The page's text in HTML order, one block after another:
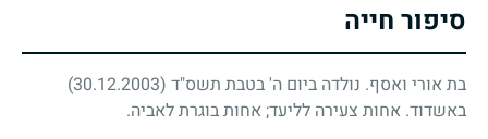
סיפור חייה
בת אורי ואסף. נולדה ביום ה' בטבת תשס"ד (30.12.2003)
באשדוד. אחות צעירה לליעד; אחות בוגרת לאביה.